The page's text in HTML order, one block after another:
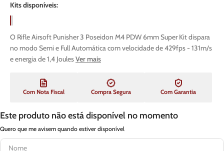
Kits disponíveis:
O Rifle Airsoft Punisher 3 Poseidon M4 PDW 6mm Super Kit dispara
no modo Semi e Full Automática com velocidade de 429fps - 131m/s
e energia de 1,4 JoulesVer mais
Com Nota Fiscal Compra Segura Com Garantia
Este produto não está disponível no momento
Quero que me avisem quando estiver disponível